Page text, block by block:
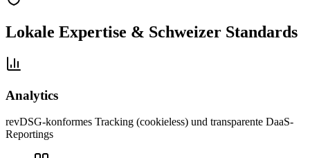
Lokale Expertise & Schweizer Standards
Analytics
revDSG-konformes Tracking (cookieless) und transparente DaaS-
Reportings